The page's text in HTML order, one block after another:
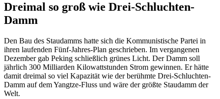
Dreimal so groß wie Drei-Schluchten-
Damm
Den Bau des Staudamms hatte sich die Kommunistische Partei in
ihren laufenden Fünf-Jahres-Plan geschrieben. Im vergangenen
Dezember gab Peking schließlich grünes Licht. Der Damm soll
jährlich 300 Milliarden Kilowattstunden Strom gewinnen. Er hätte
damit dreimal so viel Kapazität wie der berühmte Drei-Schluchten-
Damm auf dem Yangtze-Fluss und wäre der größte Staudamm der
Welt.